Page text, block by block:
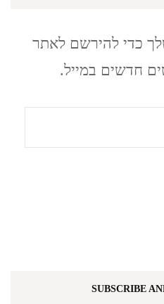
כדי להירשם לאתר
חדשים במייל.
SUBSCRIBE